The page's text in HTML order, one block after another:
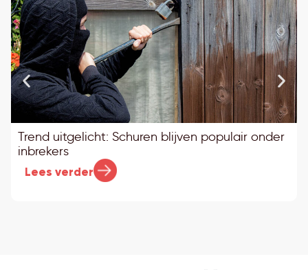
Trend uitgelicht: Schuren blijven populair onder
inbrekers
Lees verder